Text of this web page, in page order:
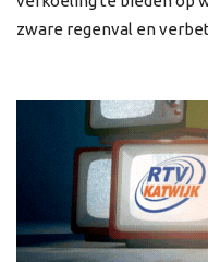
zware regenval en